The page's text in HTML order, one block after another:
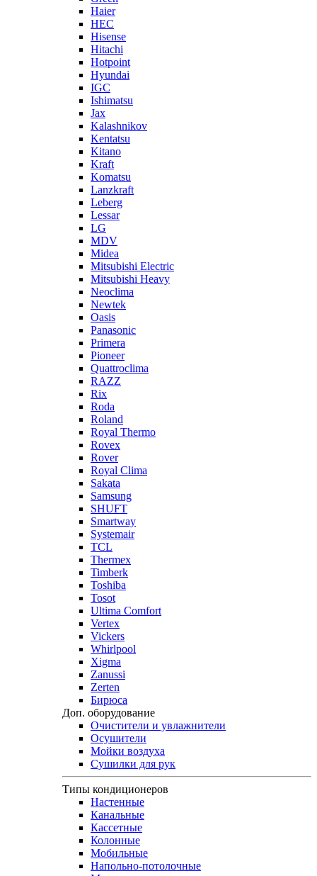
Haier
HEC
Hisense
Hitachi
Hotpoint
Hyundai
IGC
Ishimatsu
Jax
Kalashnikov
Kentatsu
Kitano
Kraft
Komatsu
Lanzkraft
Leberg
Lessar
LG
MDV
Midea
Mitsubishi Electric
Mitsubishi Heavy
Neoclima
Newtek
Oasis
Panasonic
Primera
Pioneer
Quattroclima
RAZZ
Rix
Roda
Roland
Royal Thermo
Rovex
Rover
Royal Clima
Sakata
Samsung
SHUFT
Smartway
Systemair
TCL
Thermex
Timberk
Toshiba
Tosot
Ultima Comfort
Vertex
Vickers
Whirlpool
Xigma
Zanussi
Zerten
Бирюса
Доп. оборудование
Очистители и увлажнители
Осушители
Мойки воздуха
Сушилки для рук
Типы кондиционеров
Настенные
Канальные
Кассетные
Колонные
Мобильные
Напольно-потолочные